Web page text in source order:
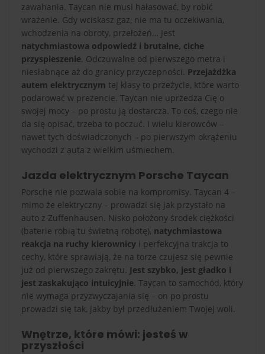
zawahania. Taycan nie musi hałasować, by robić
wrażenie. Gdy wciskasz gaz, nie ma tu oczekiwania,
wchodzenia na obroty, przełożeń… Jest
natychmiastowa odpowiedź i brutalne, ciche
przyspieszenie. Odczuwalne od pierwszego metra i
niesłabnące aż do granicy przyczepności. Przejażdżka
autem elektrycznym tej klasy to przeżycie, które warto
podarować w prezencie. Taycan nie uprzedza Cię o
swojej mocy – po prostu ją dostarcza. To coś, czego nie
da się opisać, trzeba to poczuć. I wielu kierowców –
nawet tych doświadczonych – po pierwszym okrążeniu
wychodzi z auta z wielkim uśmiechem.
Jazda elektrycznym Porsche Taycan
Porsche nie pozwala sobie na kompromisy. Taycan 4 –
mimo że elektryczny – prowadzi się jak przystało na
auto z Zuffenhausen. Nisko położony środek ciężkości
(baterie robią tu świetną robotę), natychmiastowa
reakcja na ruchy kierownicy i perfekcyjna trakcja to
cechy, które sprawiają, że na torze czujesz się pewnie
już od pierwszego zakrętu. Jest szybko, jest gładko i
jest zaskakująco intuicyjnie. Taycan to samochód, który
nie wymaga przyzwyczajania się – on po prostu
prowadzi się tak, jakby był przedłużeniem Twojej woli.
Wnętrze, które mówi: jesteś w
przyszłości